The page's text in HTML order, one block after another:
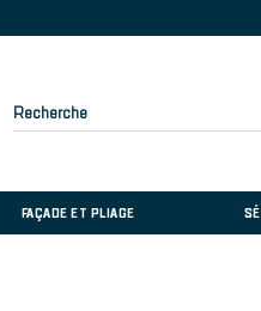
Recherche
FAÇADE ET PLIAGE